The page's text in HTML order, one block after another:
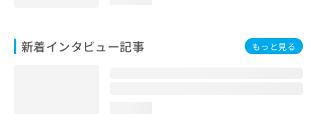
新着インタビュー記事 もっと見る